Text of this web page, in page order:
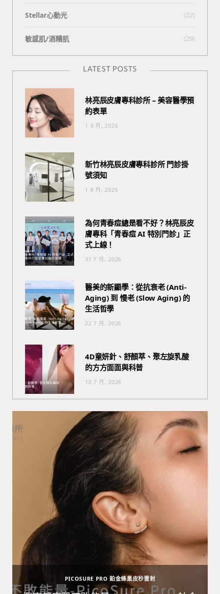
Stellar心動光 (22)
敏感肌/酒糟肌 (29)
LATEST POSTS
林亮辰皮膚專科診所 – 美容醫學預
約表單
1 8 月, 2026
新竹林亮辰皮膚專科診所 門診掛
號須知
1 8 月, 2026
為何青春痘總是看不好？林亮辰皮
膚專科「青春痘 AI 特別門診」正
式上線！
31 7 月, 2026
醫美的新顯學：從抗衰老 (Anti-
Aging) 到 慢老 (Slow Aging) 的
生活哲學
22 7 月, 2026
4D童妍針、舒顏萃、聚左旋乳酸
的方方面面與科普
10 7 月, 2026
PICOSURE PRO 鉑金蜂巢皮秒雷射